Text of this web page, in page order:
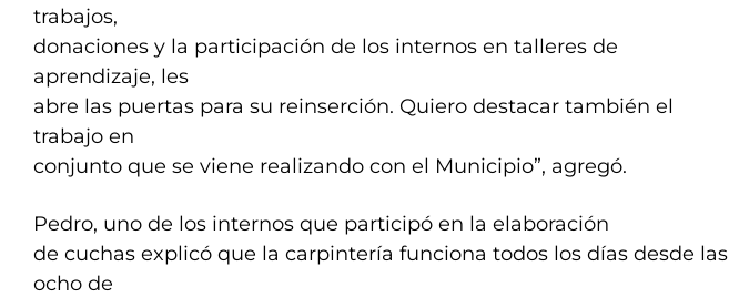
trabajos,
donaciones y la participación de los internos en talleres de
aprendizaje, les
abre las puertas para su reinserción. Quiero destacar también el
trabajo en
conjunto que se viene realizando con el Municipio”, agregó.
Pedro, uno de los internos que participó en la elaboración
de cuchas explicó que la carpintería funciona todos los días desde las
ocho de